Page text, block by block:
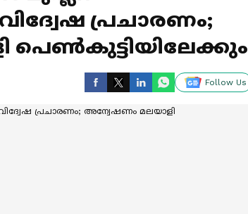
പ്രചാരണം;
പെൺകുട്ടിയിലേക്കും
Follow Us